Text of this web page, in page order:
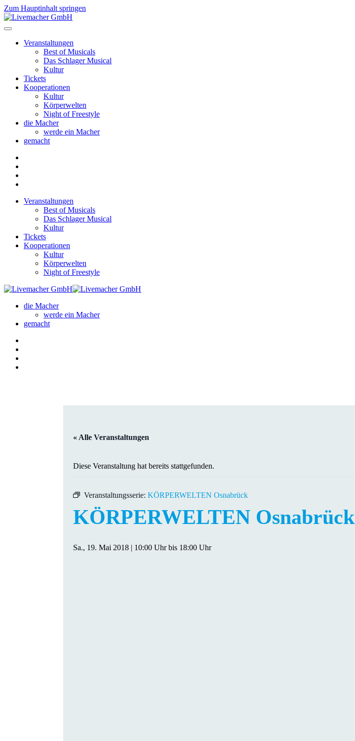
Zum Hauptinhalt springen
Veranstaltungen
Best of Musicals
Das Schlager Musical
Kultur
Tickets
Kooperationen
Kultur
Körperwelten
Night of Freestyle
die Macher
werde ein Macher
gemacht
Veranstaltungen
Best of Musicals
Das Schlager Musical
Kultur
Tickets
Kooperationen
Kultur
Körperwelten
Night of Freestyle
die Macher
werde ein Macher
gemacht
« Alle Veranstaltungen
Diese Veranstaltung hat bereits stattgefunden.
Veranstaltungsserie: KÖRPERWELTEN Osnabrück
KÖRPERWELTEN Osnabrück
Sa., 19. Mai 2018 | 10:00 Uhrbis 18:00 Uhr